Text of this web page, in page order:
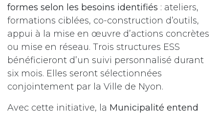
formes selon les besoins identifiés : ateliers,
formations ciblées, co-construction d’outils,
appui à la mise en œuvre d’actions concrètes
ou mise en réseau. Trois structures ESS
bénéficieront d’un suivi personnalisé durant
six mois. Elles seront sélectionnées
conjointement par la Ville de Nyon.
Avec cette initiative, la Municipalité entend